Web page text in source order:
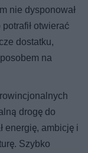
nie dysponował
otwierać
dostatku,
na
drogę do
energię, ambicję i
Szybko